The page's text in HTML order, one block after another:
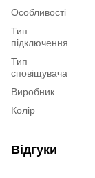
Особливості
Тип
підключення
Тип
сповіщувача
Виробник
Колір
Відгуки